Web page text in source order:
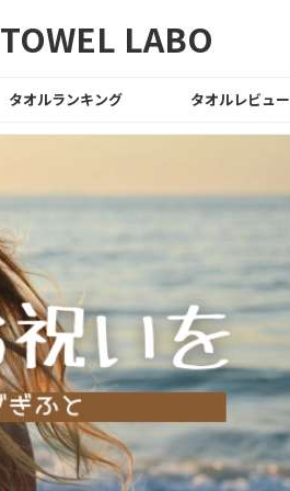
TOWEL LABO
タオルランキング タオルレビュー